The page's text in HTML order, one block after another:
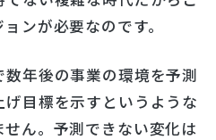
ンが必要なのです。
年後の事業の環境を予測
目標を示すというような
ん。予測できない変化は